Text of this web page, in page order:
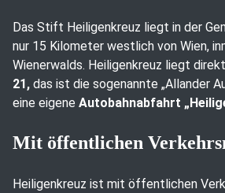
Das Stift Heiligenkreuz liegt in der
nur 15 Kilometer westlich von Wien,
Wienerwalds. Heiligenkreuz liegt
21, das ist die sogenannte „Allander
eine eigene Autobahnabfahrt
Mit öffentlichen
Heiligenkreuz ist mit öffentlichen